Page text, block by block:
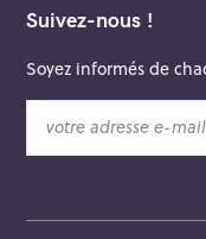
Suivez-nous !
Soyez informés de
t
e